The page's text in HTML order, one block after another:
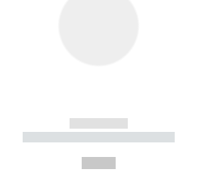
------------
----------- ----------- --------